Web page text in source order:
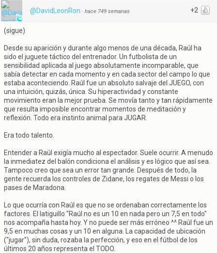
+2
@DavidLeonRon · hace 749 semanas
(sigue)
Desde su aparición y durante algo menos de una década, Raúl ha
sido el juguete táctico del entrenador. Un futbolista de un
sensibilidad aplicada al juego absolutamente incomparable, que
sabía detectar en cada momento y en cada sector del campo lo que
estaba aconteciendo. Raúl fue un absoluto salvaje del JUEGO, con
una intuición, quizás, única. Su hiperactividad y constante
movimiento eran la mejor prueba. Se movía tanto y tan rápidamente
que resulta imposible encontrar momentos de meditación y
reflexión. Todo era instinto animal para JUGAR.
Era todo talento.
Entender a Raúl exigía mucho al espectador. Suele ocurrir. A menudo
la inmediatez del balón condiciona el análisis y es lógico que así sea.
Tampoco creo que sea un error tan grande. Después de todo, la
gente recuerda los controles de Zidane, los regates de Messi o los
pases de Maradona.
Lo que ocurría con Raúl es que no se ordenaban correctamente los
factores. El latiguillo "Raúl no es un 10 en nada pero un 7,5 en todo"
nos acompaña hasta hoy. Y no puede ser más erróneo ^^ Raúl fue un
9,5 en muchas cosas y un 10 en alguna. La capacidad de ubicación
("jugar"), sin duda, rozaba la perfección, y eso en el fútbol de los
últimos 20 años representa el TODO.